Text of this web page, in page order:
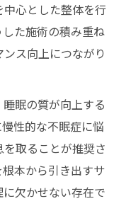
心とした整体を行
た施術の積み重ね
ス向上につながり
眠の質が向上する
性的な不眠症に悩
取ることが推奨さ
本から引き出すサ
欠かせない存在で